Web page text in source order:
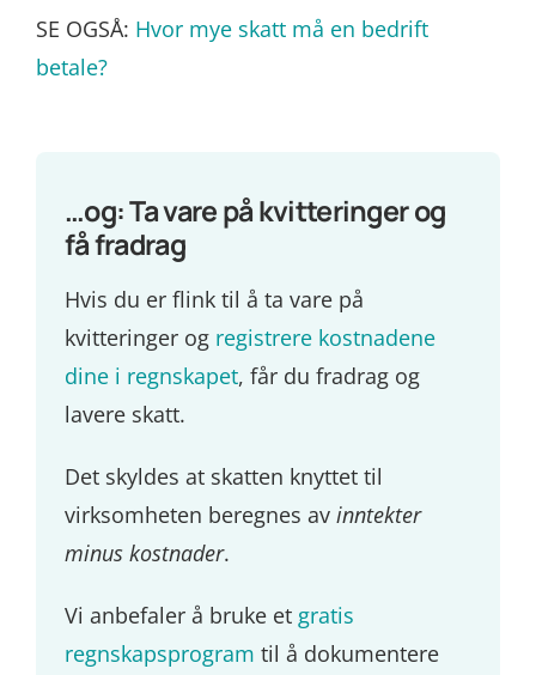
SE OGSÅ: Hvor mye skatt må en bedrift
betale?
…og: Ta vare på kvitteringer og
få fradrag
Hvis du er flink til å ta vare på
kvitteringer og registrere kostnadene
dine i regnskapet, får du fradrag og
lavere skatt.
Det skyldes at skatten knyttet til
virksomheten beregnes av inntekter
minus kostnader.
Vi anbefaler å bruke et gratis
regnskapsprogram til å dokumentere